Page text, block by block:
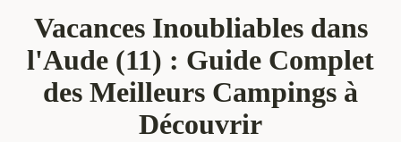
Vacances Inoubliables dans
l'Aude (11) : Guide Complet
des Meilleurs Campings à
Découvrir